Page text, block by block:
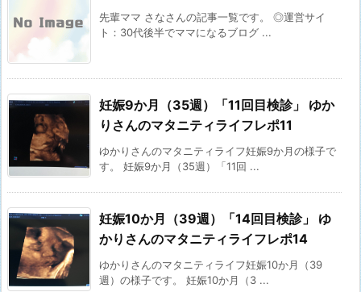
先輩ママ さなさんの記事一覧です。 ◎運営サイ
ト：30代後半でママになるブログ ...
妊娠9か月（35週）「11回目検診」 ゆか
りさんのマタニティライフレポ11
ゆかりさんのマタニティライフ妊娠9か月の様子で
す。 妊娠9か月（35週）「11回 ...
妊娠10か月（39週）「14回目検診」 ゆ
かりさんのマタニティライフレポ14
ゆかりさんのマタニティライフ妊娠10か月（39
週）の様子です。 妊娠10か月（3 ...